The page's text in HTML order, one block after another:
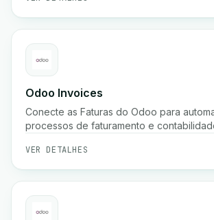
Odoo Invoices
Conecte as Faturas do Odoo para
processos de faturamento e
VER DETALHES